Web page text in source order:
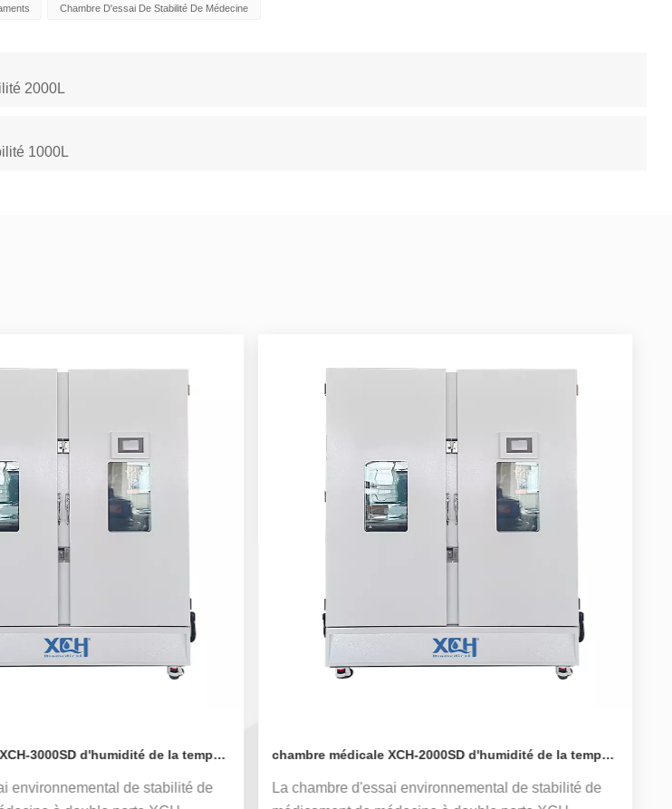
Chambre D'essai De Stabilité De Médecine
2000L
1000L
chambre médicale XCH-3000SD d'humidité de la température de la stabilité 3000L
environnemental de stabilité de
chambre médicale XCH-2000SD d'humidité de la température de la stabilité 2000L
La chambre d'essai environnemental de stabilité de